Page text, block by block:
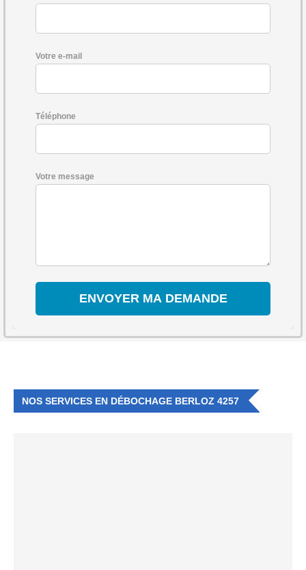
Votre e-mail
Téléphone
Votre message
NOS SERVICES EN DÉBOCHAGE BERLOZ 4257